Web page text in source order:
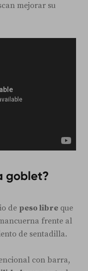
mejorar su
goblet?
de peso libre que
frente al
de sentadilla.
con barra,